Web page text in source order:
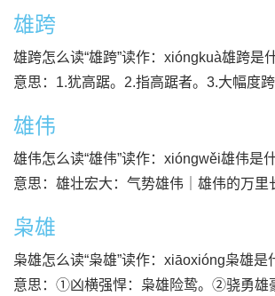
雄跨
雄跨怎么读“雄跨”读作：xióngkuà雄跨是
意思：1.犹高踞。2.指高踞者。3.大幅度跨
雄伟
雄伟怎么读“雄伟”读作：xióngwěi雄伟是
意思：雄壮宏大：气势雄伟｜雄伟的万里
枭雄
枭雄怎么读“枭雄”读作：xiāoxióng枭雄是
意思：①凶横强悍：枭雄险鸷。②骁勇雄